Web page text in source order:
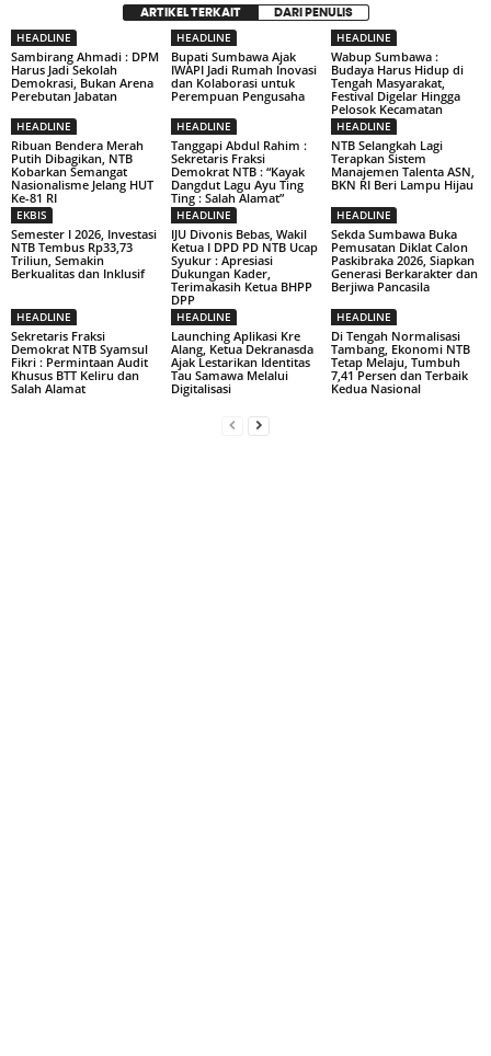
ARTIKEL TERKAIT DARI PENULIS
HEADLINE
Sambirang Ahmadi : DPM
Harus Jadi Sekolah
Demokrasi, Bukan Arena
Perebutan Jabatan
HEADLINE
Bupati Sumbawa Ajak
IWAPI Jadi Rumah Inovasi
dan Kolaborasi untuk
Perempuan Pengusaha
HEADLINE
Wabup Sumbawa :
Budaya Harus Hidup di
Tengah Masyarakat,
Festival Digelar Hingga
Pelosok Kecamatan
HEADLINE
Ribuan Bendera Merah
Putih Dibagikan, NTB
Kobarkan Semangat
Nasionalisme Jelang HUT
Ke-81 RI
HEADLINE
Tanggapi Abdul Rahim :
Sekretaris Fraksi
Demokrat NTB : “Kayak
Dangdut Lagu Ayu Ting
Ting : Salah Alamat”
HEADLINE
NTB Selangkah Lagi
Terapkan Sistem
Manajemen Talenta ASN,
BKN RI Beri Lampu Hijau
EKBIS
Semester I 2026, Investasi
NTB Tembus Rp33,73
Triliun, Semakin
Berkualitas dan Inklusif
HEADLINE
IJU Divonis Bebas, Wakil
Ketua I DPD PD NTB Ucap
Syukur : Apresiasi
Dukungan Kader,
Terimakasih Ketua BHPP
DPP
HEADLINE
Sekda Sumbawa Buka
Pemusatan Diklat Calon
Paskibraka 2026, Siapkan
Generasi Berkarakter dan
Berjiwa Pancasila
HEADLINE
Sekretaris Fraksi
Demokrat NTB Syamsul
Fikri : Permintaan Audit
Khusus BTT Keliru dan
Salah Alamat
HEADLINE
Launching Aplikasi Kre
Alang, Ketua Dekranasda
Ajak Lestarikan Identitas
Tau Samawa Melalui
Digitalisasi
HEADLINE
Di Tengah Normalisasi
Tambang, Ekonomi NTB
Tetap Melaju, Tumbuh
7,41 Persen dan Terbaik
Kedua Nasional